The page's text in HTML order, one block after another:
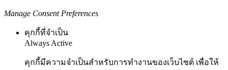
Manage Consent Preferences
คุกกี้ที่จำเป็น
Always Active
คุกกี้มีความจำเป็นสำหรับการทำงานของเว็บไซต์ เพื่อให้